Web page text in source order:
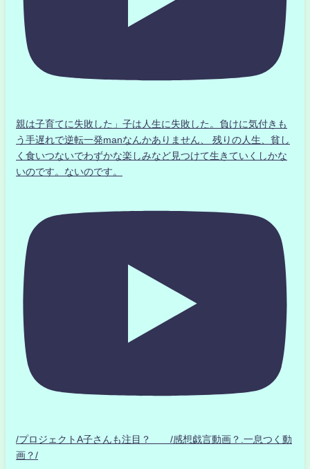
親は子育てに失敗した」子は人生に失敗した。負けに気付きも
う手遅れで逆転一発manなんかありません、 残りの人生、貧し
く食いつないでわずかな楽しみなど見つけて生きていくしかな
いのです。ないのです。
/プロジェクトA子さんも注目？ /感想戯言動画？.一息つく動
画？/